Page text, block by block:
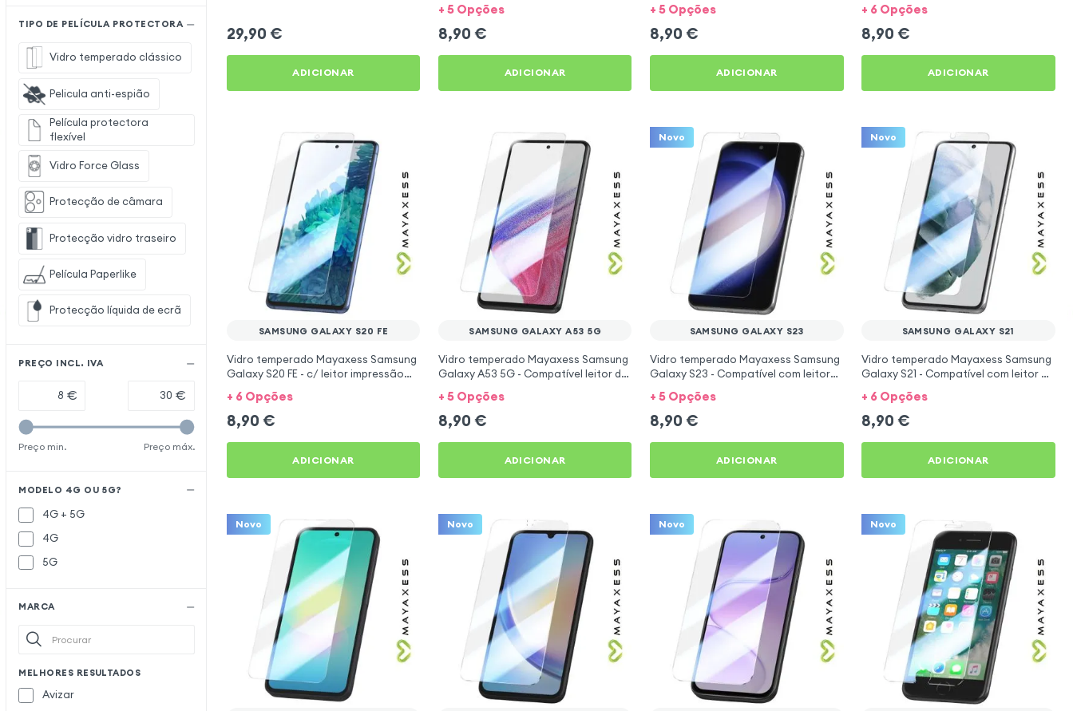
TIPO DE PELÍCULA PROTECTORA
Vidro temperado clássico
Pelicula anti-espião
Película protectora
flexível
Vidro Force Glass
Protecção de câmara
Protecção vidro traseiro
Película Paperlike
Protecção líquida de ecrã
PREÇO INCL. IVA
€ €
Preço min. Preço máx.
MODELO 4G OU 5G?
4G + 5G
4G
5G
MARCA
MELHORES RESULTADOS
Avizar
29,90 €
ADICIONAR
+ 5 Opções
8,90 €
ADICIONAR
+ 5 Opções
8,90 €
ADICIONAR
+ 6 Opções
8,90 €
ADICIONAR
SAMSUNG GALAXY S20 FE
Vidro temperado Mayaxess Samsung
Galaxy S20 FE - c/ leitor impressão
+ 6 Opções
8,90 €
ADICIONAR
SAMSUNG GALAXY A53 5G
Vidro temperado Mayaxess Samsung
Galaxy A53 5G - Compatível leitor de
+ 5 Opções
8,90 €
ADICIONAR
Novo
SAMSUNG GALAXY S23
Vidro temperado Mayaxess Samsung
Galaxy S23 - Compatível com leitor
+ 5 Opções
8,90 €
ADICIONAR
Novo
SAMSUNG GALAXY S21
Vidro temperado Mayaxess Samsung
Galaxy S21 - Compatível com leitor de
+ 6 Opções
8,90 €
ADICIONAR
Novo Novo Novo Novo